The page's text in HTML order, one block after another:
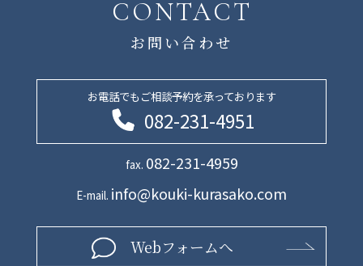
CONTACT
お問い合わせ
お電話でもご相談予約を承っております
082-231-4951
fax. 082-231-4959
E-mail. info@kouki-kurasako.com
Webフォームへ